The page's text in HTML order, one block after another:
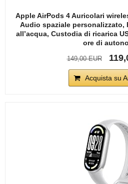
Apple AirPods 4 Auricolari
Audio spaziale personalizzato,
all’acqua, Custodia di ricarica
ore di
149,00 EUR
Acquista su